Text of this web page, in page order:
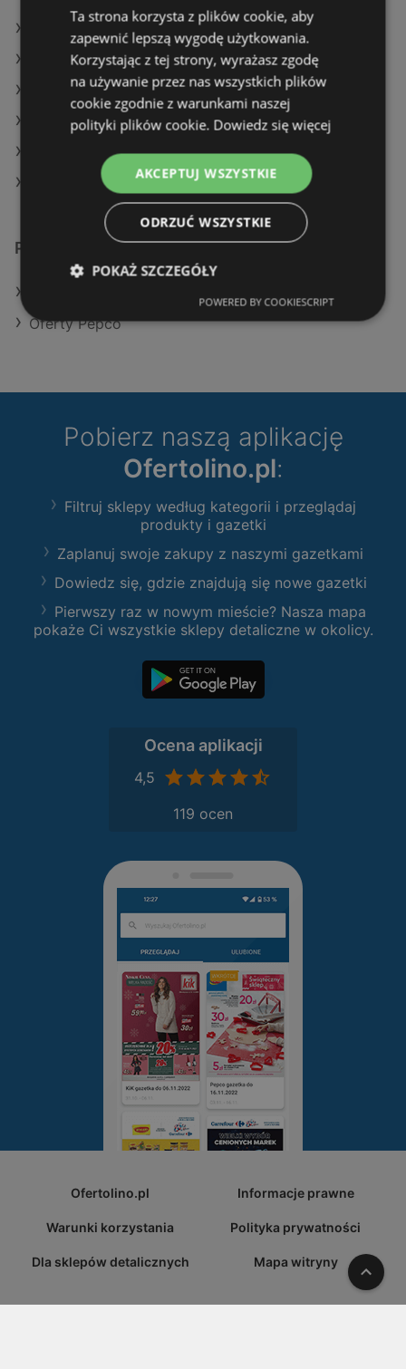
Oferty Maxi Zoo
Oferty Pepco
Aktualne gazetki Pepco
Aktualne gazetki Maxi Zoo
Sklepy TEDi w Międzyzdroje
Podobne sklepy detaliczne
Oferty Pepco
Pobierz naszą aplikację
Ofertolino.pl:
Filtruj sklepy według kategorii i przeglądaj
produkty i gazetki
Zaplanuj swoje zakupy z naszymi gazetkami
Dowiedz się, gdzie znajdują się nowe gazetki
Pierwszy raz w nowym mieście? Nasza mapa
pokaże Ci wszystkie sklepy detaliczne w okolicy.
Ocena aplikacji
4,5
119 ocen
Ofertolino.pl Informacje prawne
Warunki korzystania Polityka prywatności
Dla sklepów detalicznych Mapa witryny W
Ta strona korzysta z plików cookie, aby
zapewnić lepszą wygodę użytkowania.
Korzystając z tej strony, wyrażasz zgodę
na używanie przez nas wszystkich plików
cookie zgodnie z warunkami naszej
polityki plików cookie. Dowiedz się więcej
AKCEPTUJ WSZYSTKIE
ODRZUĆ WSZYSTKIE
POKAŻ SZCZEGÓŁY
POWERED BY COOKIESCRIPT